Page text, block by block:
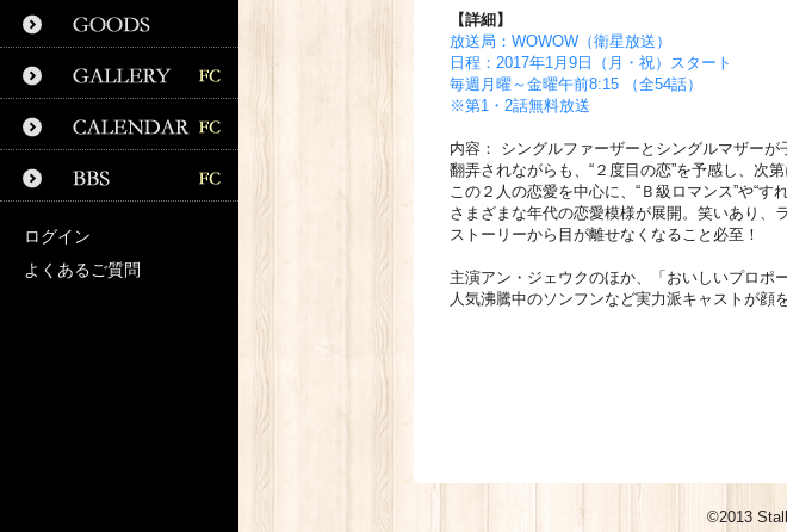
ログイン
よくあるご質問
【詳細】
放送局：WOWOW（衛星放送）
日程：2017年1月9日（月・祝）スタート
毎週月曜～金曜午前8:15 （全54話）
※第1・2話無料放送
内容： シングルファーザーとシングルマザーが
翻弄されながらも、“２度目の恋”を予感し、次第
この２人の恋愛を中心に、“Ｂ級ロマンス”や“す
さまざまな年代の恋愛模様が展開。笑いあり、
ストーリーから目が離せなくなること必至！
主演アン・ジェウクのほか、「おいしいプロポ
人気沸騰中のソンフンなど実力派キャストが顔
©2013